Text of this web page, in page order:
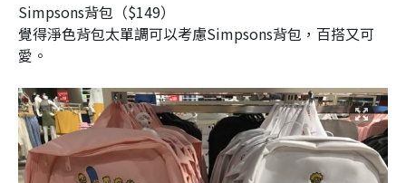
Simpsons背包（$149）
覺得淨色背包太單調可以考慮Simpsons背包，百搭又可
愛。